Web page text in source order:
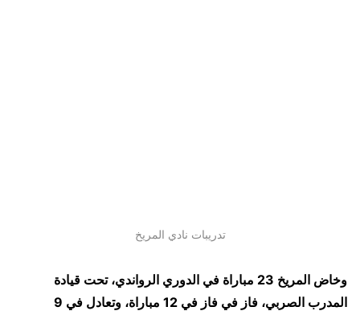
تدريبات نادي المريخ
وخاض المريخ 23 مباراة في الدوري الرواندي، تحت قيادة
المدرب الصربي، فاز في فاز في 12 مباراة، وتعادل في 9